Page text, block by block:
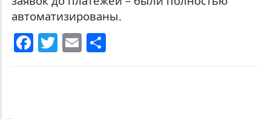
автоматизированы.
Facebook
Twitter
Email